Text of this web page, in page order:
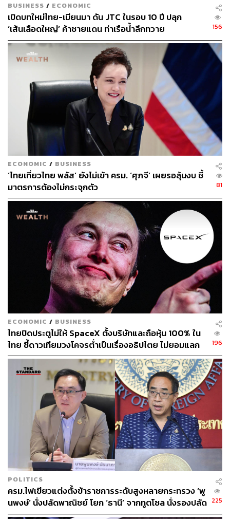
BUSINESS / ECONOMIC
เปิดบทใหม่ไทย-เมียนมา ดัน JTC ในรอบ 10 ปี ปลุก
‘เส้นเลือดใหญ่’ ค้าชายแดน ท่าเรือน้ำลึกทวาย
156
ECONOMIC / BUSINESS
‘ไทยเที่ยวไทย พลัส’ ยังไม่เข้า ครม. ‘ศุภจี’ เผยรอลุ้นงบ ชี้
มาตรการต้องไม่กระจุกตัว
81
ECONOMIC / BUSINESS
ไทยปิดประตูไม่ให้ SpaceX ตั้งบริษัทและถือหุ้น 100% ใน
ไทย ชี้ดาวเทียมวงโคจรต่ำเป็นเรื่องอธิปไตย ไม่ยอมแลก
ในโต๊ะเจรจาการค้า
196
POLITICS
ครม.ไฟเขียวแต่งตั้งข้าราชการระดับสูงหลายกระทรวง ‘พู
นพงษ์’ นั่งปลัดพาณิชย์ โยก ‘ธานี’ จากทูตโซล นั่งรองปลัด
กต.
225